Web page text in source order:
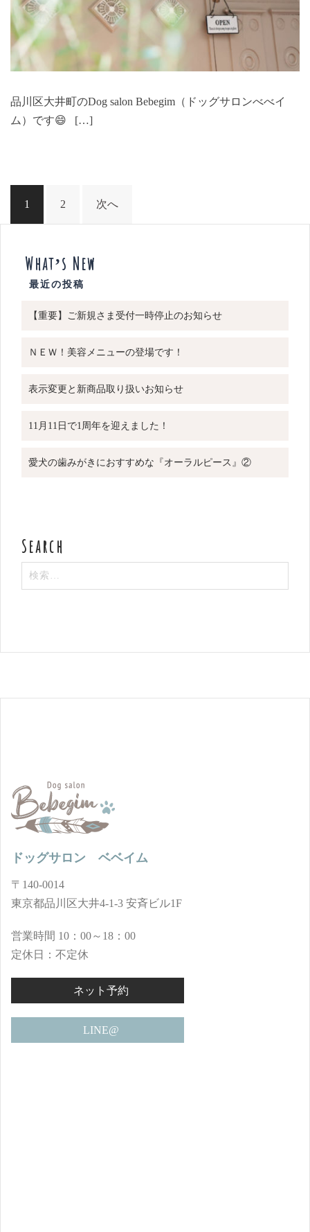
品川区大井町のDog salon Bebegim（ドッグサロンべべイ
ム）です😄 […]
投
稿
ビ
ゲ
1 2 次へ
What’s New
【重要】ご新規さま受付一時停止のお知らせ
ＮＥＷ！美容メニューの登場です！
表示変更と新商品取り扱いお知らせ
11月11日で1周年を迎えました！
愛犬の歯みがきにおすすめな『オーラルピース』②
検
ドッグサロン ベベイム
〒140-0014
東京都品川区大井4-1-3 安斉ビル1F
営業時間 10：00～18：00
定休日：不定休
ネット予約
LINE@